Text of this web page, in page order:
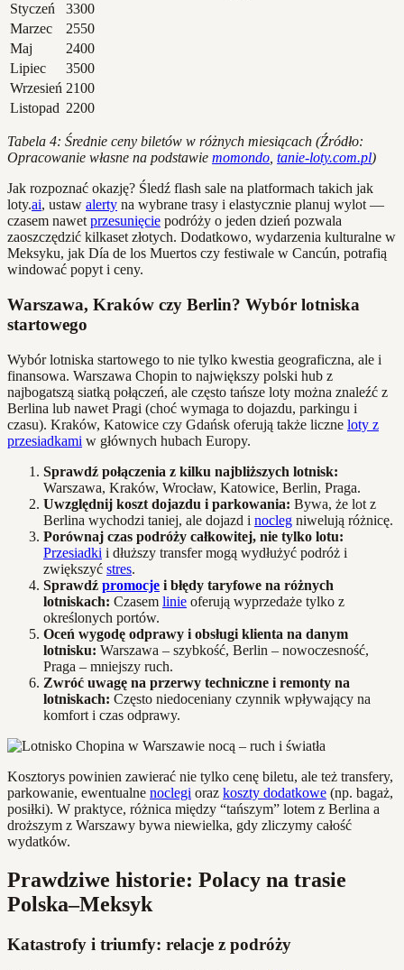
Styczeń
3300
Marzec
2550
Maj
2400
Lipiec
3500
Wrzesień 2100
Listopad 2200
Tabela 4: Średnie ceny biletów w różnych miesiącach (Źródło:
Opracowanie własne na podstawie momondo tanie-loty.com.pl)
Jak rozpoznać okazję? Śledź flash sale na platformach takich jak
loty.ai, ustaw alerty na wybrane trasy i elastycznie planuj wylot —
czasem nawet przesunięcie podróży o jeden dzień pozwala
zaoszczędzić kilkaset złotych. Dodatkowo, wydarzenia kulturalne w
Meksyku, jak Día de los Muertos czy festiwale w Cancún, potrafią
windować popyt i ceny.
Warszawa, Kraków czy Berlin? Wybór lotniska
startowego
Wybór lotniska startowego to nie tylko kwestia geograficzna, ale i
finansowa. Warszawa Chopin to największy polski hub z
najbogatszą siatką połączeń, ale często tańsze loty można znaleźć z
Berlina lub nawet Pragi (choć wymaga to dojazdu, parkingu i
czasu). Kraków, Katowice czy Gdańsk oferują także liczne loty z
przesiadkami w głównych hubach Europy.
Sprawdź połączenia z kilku najbliższych lotnisk:
Warszawa, Kraków, Wrocław, Katowice, Berlin, Praga.
Uwzględnij koszt dojazdu i parkowania: Bywa, że lot z
Berlina wychodzi taniej, ale dojazd i nocleg niwelują różnicę.
Porównaj czas podróży całkowitej, nie tylko lotu:
Przesiadki i dłuższy transfer mogą wydłużyć podróż i
zwiększyć stres.
Sprawdź promocje i błędy taryfowe na różnych
lotniskach: Czasem linie oferują wyprzedaże tylko z
określonych portów.
Oceń wygodę odprawy i obsługi klienta na danym
lotnisku: Warszawa – szybkość, Berlin – nowoczesność,
Praga – mniejszy ruch.
Zwróć uwagę na przerwy techniczne i remonty na
lotniskach: Często niedoceniany czynnik wpływający na
komfort i czas odprawy.
Kosztorys powinien zawierać nie tylko cenę biletu, ale też transfery,
parkowanie, ewentualne noclegi oraz koszty dodatkowe (np. bagaż,
posiłki). W praktyce, różnica między “tańszym” lotem z Berlina a
droższym z Warszawy bywa niewielka, gdy zliczymy całość
wydatków.
Prawdziwe historie: Polacy na trasie
Polska–Meksyk
Katastrofy i triumfy: relacje z podróży